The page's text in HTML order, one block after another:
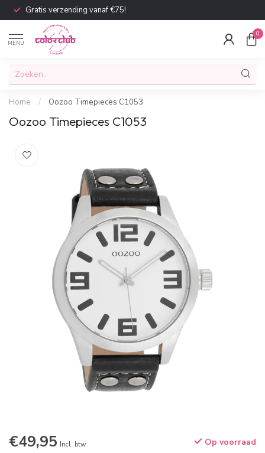
Gratis verzending vanaf €75!
MENU
0
Home / Oozoo Timepieces C1053
Oozoo Timepieces C1053
€49,95 Incl. btw Op voorraad